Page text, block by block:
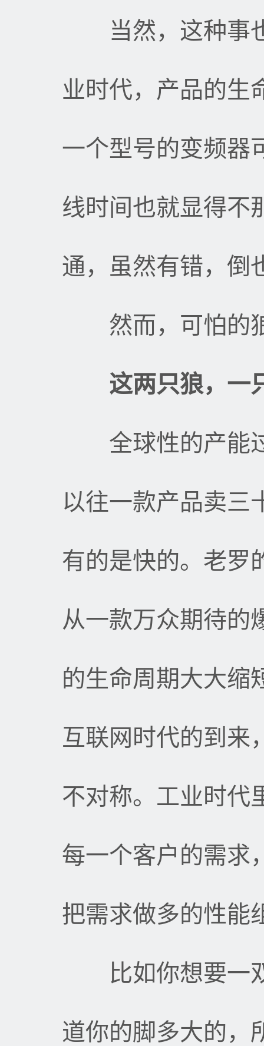
当然，这种事也
业时代，产品的生
一个型号的变频器
线时间也就显得不
通，虽然有错，倒
然而，可怕的
这两只狼，一只
全球性的产能过
以往一款产品卖三
有的是快的。老罗
从一款万众期待的
的生命周期大大缩
互联网时代的到来
不对称。工业时代
每一个客户的需求
把需求做多的性能
比如你想要一双
道你的脚多大的，